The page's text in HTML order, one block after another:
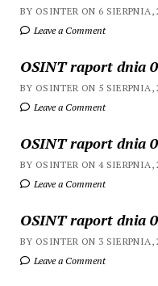
BY OSINTER ON 6 SIERPNIA,
Leave a Comment
OSINT raport dnia
BY OSINTER ON 5 SIERPNIA,
Leave a Comment
OSINT raport dnia
BY OSINTER ON 4 SIERPNIA,
Leave a Comment
OSINT raport dnia
BY OSINTER ON 3 SIERPNIA,
Leave a Comment